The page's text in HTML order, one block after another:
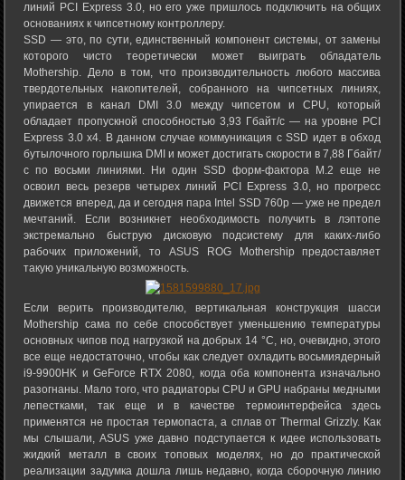
линий PCI Express 3.0, но его уже пришлось подключить на общих
основаниях к чипсетному контроллеру.
SSD — это, по сути, единственный компонент системы, от замены
которого чисто теоретически может выиграть обладатель
Mothership. Дело в том, что производительность любого массива
твердотельных накопителей, собранного на чипсетных линиях,
упирается в канал DMI 3.0 между чипсетом и CPU, который
обладает пропускной способностью 3,93 Гбайт/с — на уровне PCI
Express 3.0 x4. В данном случае коммуникация с SSD идет в обход
бутылочного горлышка DMI и может достигать скорости в 7,88 Гбайт/
с по восьми линиями. Ни один SSD форм-фактора M.2 еще не
освоил весь резерв четырех линий PCI Express 3.0, но прогресс
движется вперед, да и сегодня пара Intel SSD 760p — уже не предел
мечтаний. Если возникнет необходимость получить в лэптопе
экстремально быструю дисковую подсистему для каких-либо
рабочих приложений, то ASUS ROG Mothership предоставляет
такую уникальную возможность.
Если верить производителю, вертикальная конструкция шасси
Mothership сама по себе способствует уменьшению температуры
основных чипов под нагрузкой на добрых 14 °C, но, очевидно, этого
все еще недостаточно, чтобы как следует охладить восьмиядерный
i9-9900HK и GeForce RTX 2080, когда оба компонента изначально
разогнаны. Мало того, что радиаторы CPU и GPU набраны медными
лепестками, так еще и в качестве термоинтерфейса здесь
применятся не простая термопаста, а сплав от Thermal Grizzly. Как
мы слышали, ASUS уже давно подступается к идее использовать
жидкий металл в своих топовых моделях, но до практической
реализации задумка дошла лишь недавно, когда сборочную линию